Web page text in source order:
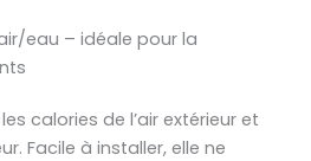
eau – idéale pour la
calories de l’air extérieur et
Facile à installer, elle ne